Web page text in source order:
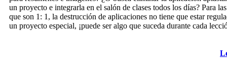
un proyecto e integrarla en el salón de clases todos los días? Para
que son 1: 1, la destrucción de aplicaciones no tiene que estar
un proyecto especial, ¡puede ser algo que suceda durante cada